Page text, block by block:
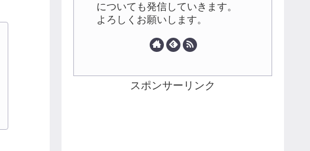
についても発信していきます。
よろしくお願いします。
スポンサーリンク